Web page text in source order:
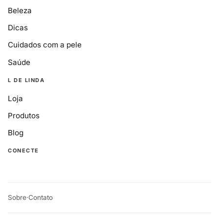
Beleza
Dicas
Cuidados com a pele
Saúde
L DE LINDA
Loja
Produtos
Blog
CONECTE
Sobre·Contato